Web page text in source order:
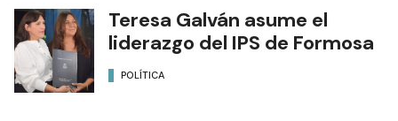
Teresa Galván asume el
liderazgo del IPS de Formosa
POLÍTICA